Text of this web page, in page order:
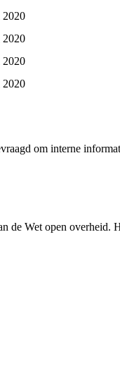
2020
om interne
Wet open overheid.